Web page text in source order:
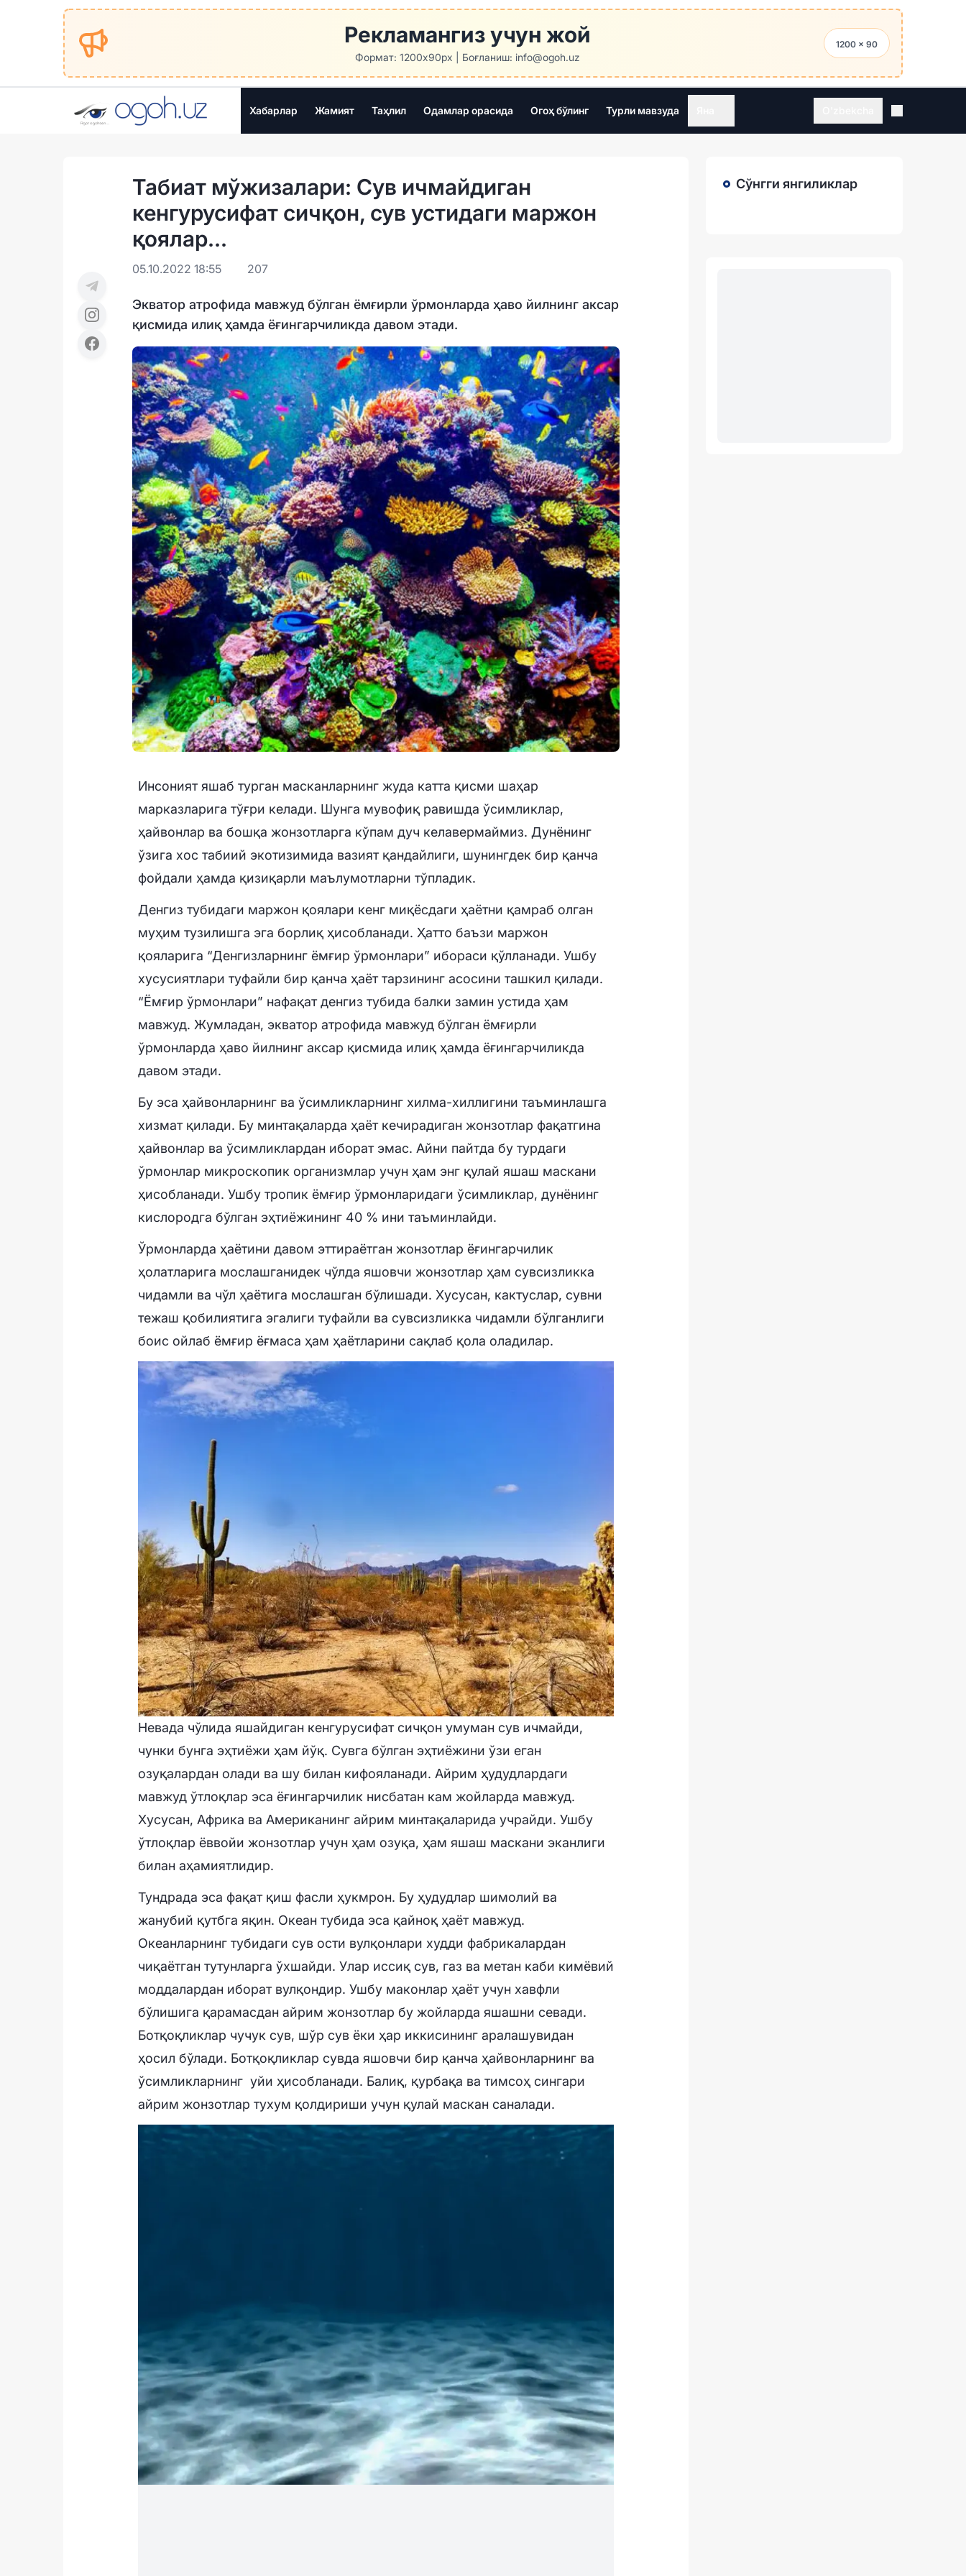
Рекламангиз учун жой
Формат: 1200x90px | Боғланиш: info@ogoh.uz
1200 × 90
Хабарлар Жамият Таҳлил Одамлар орасида Огоҳ бўлинг Турли мавзуда
Табиат мўжизалари: Сув ичмайдиган
кенгурусифат сичқон, сув устидаги маржон
қоялар...
05.10.2022 18:55 207
Экватор атрофида мавжуд бўлган ёмғирли ўрмонларда ҳаво йилнинг аксар
қисмида илиқ ҳамда ёғингарчиликда давом этади.
Инсоният яшаб турган масканларнинг жуда катта қисми шаҳар
марказларига тўғри келади. Шунга мувофиқ равишда ўсимликлар,
ҳайвонлар ва бошқа жонзотларга кўпам дуч келавермаймиз. Дунёнинг
ўзига хос табиий экотизимида вазият қандайлиги, шунингдек бир қанча
фойдали ҳамда қизиқарли маълумотларни тўпладик.
Денгиз тубидаги маржон қоялари кенг миқёсдаги ҳаётни қамраб олган
муҳим тузилишга эга борлиқ ҳисобланади. Ҳатто баъзи маржон
қояларига “Денгизларнинг ёмғир ўрмонлари” ибораси қўлланади. Ушбу
хусусиятлари туфайли бир қанча ҳаёт тарзининг асосини ташкил қилади.
“Ёмғир ўрмонлари” нафақат денгиз тубида балки замин устида ҳам
мавжуд. Жумладан, экватор атрофида мавжуд бўлган ёмғирли
ўрмонларда ҳаво йилнинг аксар қисмида илиқ ҳамда ёғингарчиликда
давом этади.
Бу эса ҳайвонларнинг ва ўсимликларнинг хилма-хиллигини таъминлашга
хизмат қилади. Бу минтақаларда ҳаёт кечирадиган жонзотлар фақатгина
ҳайвонлар ва ўсимликлардан иборат эмас. Айни пайтда бу турдаги
ўрмонлар микроскопик организмлар учун ҳам энг қулай яшаш маскани
ҳисобланади. Ушбу тропик ёмғир ўрмонларидаги ўсимликлар, дунёнинг
кислородга бўлган эҳтиёжининг 40 % ини таъминлайди.
Ўрмонларда ҳаётини давом эттираётган жонзотлар ёғингарчилик
ҳолатларига мослашганидек чўлда яшовчи жонзотлар ҳам сувсизликка
чидамли ва чўл ҳаётига мослашган бўлишади. Хусусан, кактуслар, сувни
тежаш қобилиятига эгалиги туфайли ва сувсизликка чидамли бўлганлиги
боис ойлаб ёмғир ёғмаса ҳам ҳаётларини сақлаб қола оладилар.
Невада чўлида яшайдиган кенгурусифат сичқон умуман сув ичмайди,
чунки бунга эҳтиёжи ҳам йўқ. Сувга бўлган эҳтиёжини ўзи еган
озуқалардан олади ва шу билан кифояланади. Айрим ҳудудлардаги
мавжуд ўтлоқлар эса ёғингарчилик нисбатан кам жойларда мавжуд.
Хусусан, Африка ва Американинг айрим минтақаларида учрайди. Ушбу
ўтлоқлар ёввойи жонзотлар учун ҳам озуқа, ҳам яшаш маскани эканлиги
билан аҳамиятлидир.
Тундрада эса фақат қиш фасли ҳукмрон. Бу ҳудудлар шимолий ва
жанубий қутбга яқин. Океан тубида эса қайноқ ҳаёт мавжуд.
Океанларнинг тубидаги сув ости вулқонлари худди фабрикалардан
чиқаётган тутунларга ўхшайди. Улар иссиқ сув, газ ва метан каби кимёвий
моддалардан иборат вулқондир. Ушбу маконлар ҳаёт учун хавфли
бўлишига қарамасдан айрим жонзотлар бу жойларда яшашни севади.
Ботқоқликлар чучук сув, шўр сув ёки ҳар иккисининг аралашувидан
ҳосил бўлади. Ботқоқликлар сувда яшовчи бир қанча ҳайвонларнинг ва
ўсимликларнинг уйи ҳисобланади. Балиқ, қурбақа ва тимсоҳ сингари
айрим жонзотлар тухум қолдириши учун қулай маскан саналади.
Сўнгги янгиликлар